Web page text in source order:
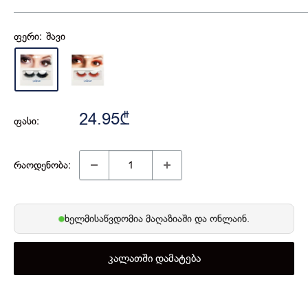
ფერი: შავი
ფასი: 24.95₾
რაოდენობა:
ხელმისაწვდომია მაღაზიაში და ონლაინ.
კალათში დამატება